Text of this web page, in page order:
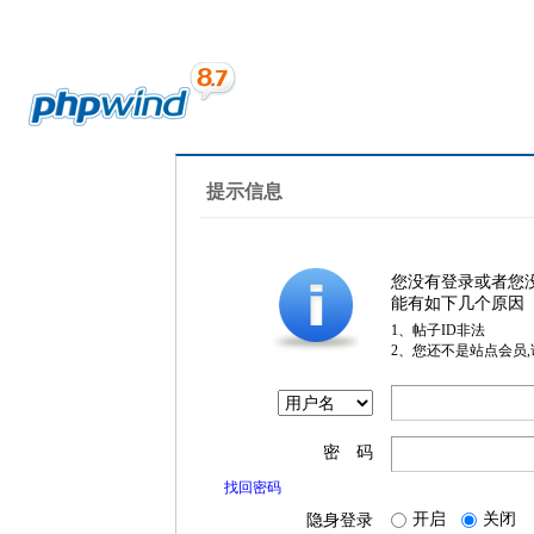
提示信息
您没有登录或者您
能有如下几个原因
1、帖子ID非法
2、您还不是站点会员
密 码
找回密码
隐身登录 开启 关闭